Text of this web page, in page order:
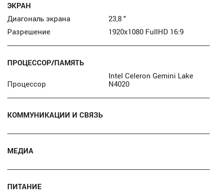
ЭКРАН
Диагональ экрана
23,8 "
Разрешение
1920x1080 FullHD 16:9
ПРОЦЕССОР/ПАМЯТЬ
Процессор
Intel Celeron Gemini Lake
N4020
КОММУНИКАЦИИ И СВЯЗЬ
МЕДИА
ПИТАНИЕ